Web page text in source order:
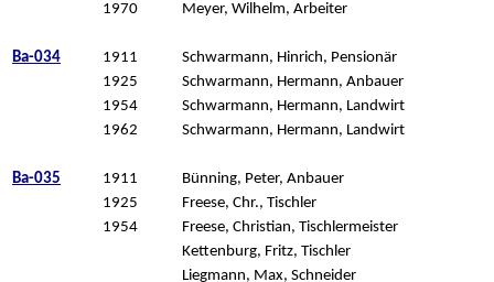
1970
Meyer, Wilhelm, Arbeiter
Ba-034 1911
Schwarmann, Hinrich, Pensionär
1925
Schwarmann, Hermann, Anbauer
1954
Schwarmann, Hermann, Landwirt
1962
Schwarmann, Hermann, Landwirt
Ba-035 1911
Bünning, Peter, Anbauer
1925
Freese, Chr., Tischler
1954
Freese, Christian, Tischlermeister
Kettenburg, Fritz, Tischler
Liegmann, Max, Schneider